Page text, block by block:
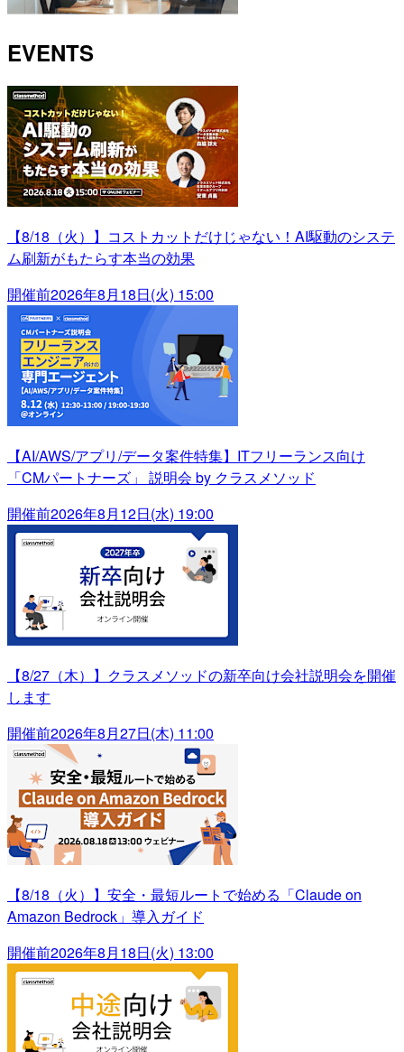
EVENTS
【8/18（火）】コストカットだけじゃない！AI駆動のシステ
ム刷新がもたらす本当の効果
開催前2026年8月18日(火) 15:00
【AI/AWS/アプリ/データ案件特集】ITフリーランス向け
「CMパートナーズ」 説明会 by クラスメソッド
開催前2026年8月12日(水) 19:00
【8/27（木）】クラスメソッドの新卒向け会社説明会を開催
します
開催前2026年8月27日(木) 11:00
【8/18（火）】安全・最短ルートで始める「Claude on
Amazon Bedrock」導入ガイド
開催前2026年8月18日(火) 13:00